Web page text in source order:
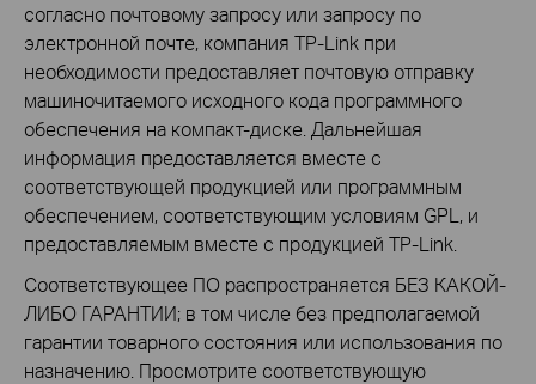
согласно почтовому запросу или запросу по
электронной почте, компания TP-Link при
необходимости предоставляет почтовую отправку
машиночитаемого исходного кода программного
обеспечения на компакт-диске. Дальнейшая
информация предоставляется вместе с
соответствующей продукцией или программным
обеспечением, соответствующим условиям GPL, и
предоставляемым вместе с продукцией TP-Link.
Соответствующее ПО распространяется БЕЗ КАКОЙ-
ЛИБО ГАРАНТИИ; в том числе без предполагаемой
гарантии товарного состояния или использования по
назначению. Просмотрите соответствующую